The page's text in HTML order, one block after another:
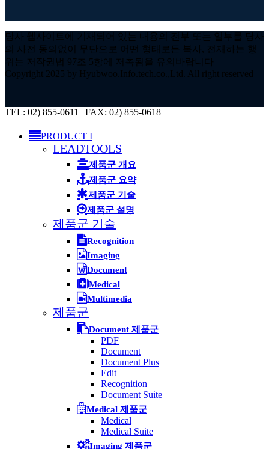
당사 웹사이트에 기재되어 있는 내용의 전부 또는 일부를 당사
의 사전 동의없이 무단으로 어떤 형태로든 복사, 전재하는 행
위는 저작권법 97조 5항에 저촉됨을 유의바랍니다
Copyright 2025 by Hyubwoo.Info.tech.co.,Ltd. All right reserved
Close
TEL: 02) 855-0611 | FAX: 02) 855-0618
PRODUCT I
LEADTOOLS
제품군 개요
제품군 요약
제품군 기술
제품군 설명
제품군 기술
Recognition
Imaging
Document
Medical
Multimedia
제품군
Document 제품군
PDF
Document
Document Plus
Edit
Recognition
Document Suite
Medical 제품군
Medical
Medical Suite
Imaging 제품군